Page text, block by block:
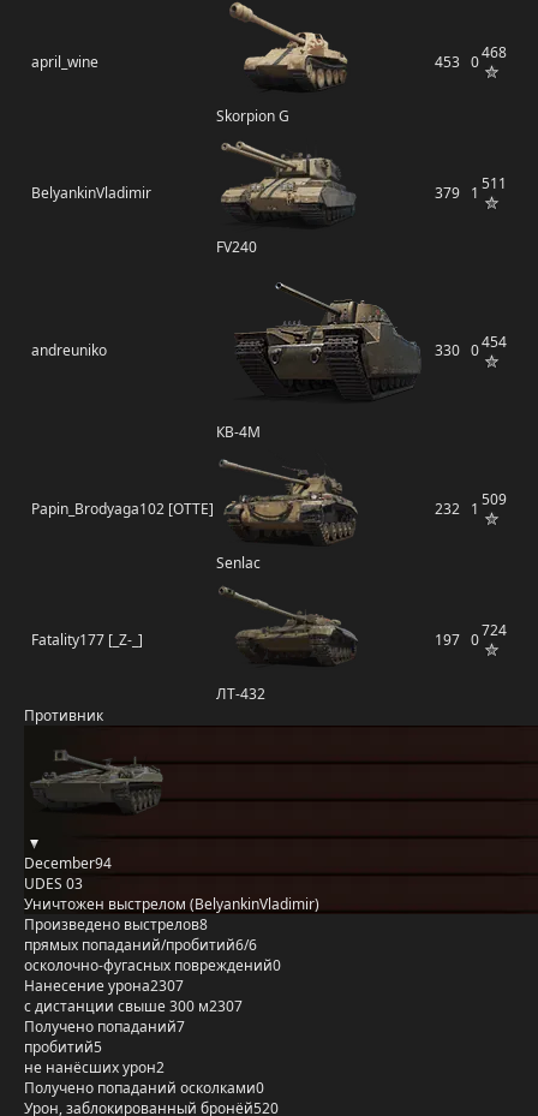
april_wine
Skorpion G
453 0468
BelyankinVladimir
FV240
379 1 511
andreuniko
КВ-4М
330 0454
Papin_Brodyaga102 [OTTE]
Senlac
232 1 509
Fatality177 [_Z-_]
ЛТ-432
197 0724
Противник
December94
UDES 03
Уничтожен выстрелом (BelyankinVladimir)
Произведено выстрелов8
прямых попаданий/пробитий6/6
осколочно-фугасных повреждений0
Нанесение урона2307
с дистанции свыше 300 м2307
Получено попаданий7
пробитий5
не нанёсших урон2
Получено попаданий осколками0
Урон, заблокированный бронёй520